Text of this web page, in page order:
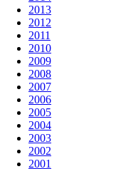
2013
2012
2011
2010
2009
2008
2007
2006
2005
2004
2003
2002
2001